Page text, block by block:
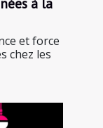
et force
chez les